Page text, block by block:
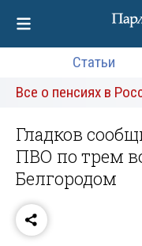
Статьи
Все о пенсиях в
Гладков
ПВО по трем
Белгородом